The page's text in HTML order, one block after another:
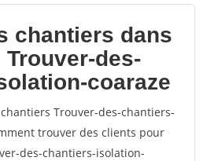
votes
chantiers dans
des-
coaraze
Trouver-des-chantiers-
trouver des clients pour
des-chantiers-isolation-